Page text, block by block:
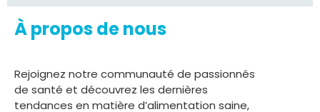
À propos de nous
Rejoignez notre communauté de passionnés
de santé et découvrez les dernières
tendances en matière d’alimentation saine,